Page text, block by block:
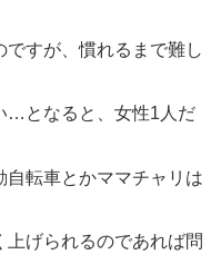
すが、慣れるまで難し
…となると、女性1人だ
転車とかママチャリは
上げられるのであれば問